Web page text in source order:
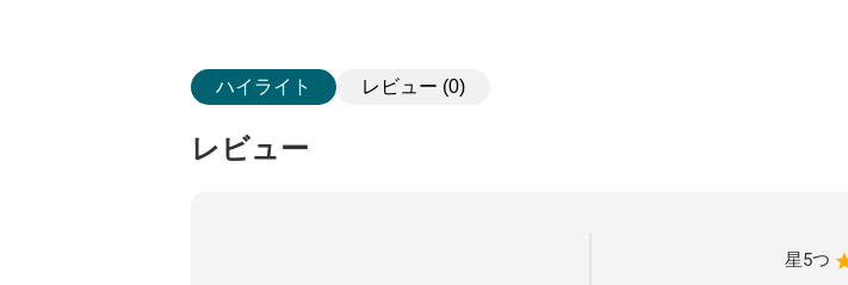
ハイライト レビュー (0)
レビュー
星5つ